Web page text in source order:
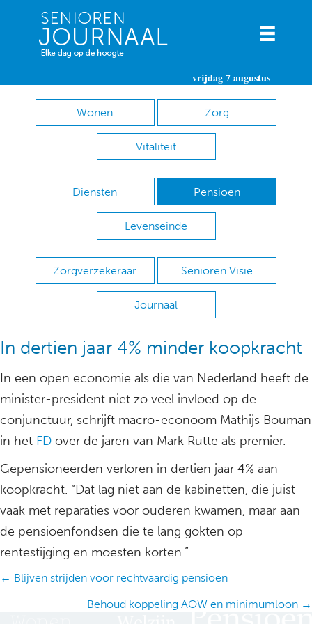
vrijdag 7 augustus
Wonen Zorg
Vitaliteit
Diensten Pensioen
Levenseinde
Zorgverzekeraar Senioren Visie
Journaal
In dertien jaar 4% minder koopkracht
In een open economie als die van Nederland heeft de
minister-president niet zo veel invloed op de
conjunctuur, schrijft macro-econoom Mathijs Bouman
in het FD over de jaren van Mark Rutte als premier.
Gepensioneerden verloren in dertien jaar 4% aan
koopkracht. “Dat lag niet aan de kabinetten, die juist
vaak met reparaties voor ouderen kwamen, maar aan
de pensioenfondsen die te lang gokten op
rentestijging en moesten korten.”
Posts
← Blijven strijden voor rechtvaardig pensioen
Behoud koppeling AOW en minimumloon →